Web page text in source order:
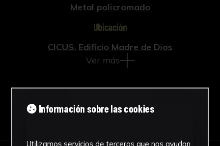
Metal policromado
Ubicación
CICUS. Edificio Madre de Dios
Ver más
Descargar Ficha
Información sobre las cookies
Utilizamos servicios de terceros que nos ayudan